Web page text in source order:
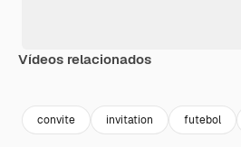
Vídeos relacionados
convite invitation futebol